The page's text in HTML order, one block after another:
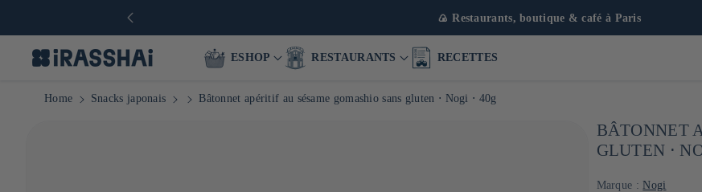
🍙 Restaurants, boutique & café à Paris
ESHOP RESTAURANTS RECETTES
Home Snacks japonais Bâtonnet apéritif au sésame gomashio sans gluten ⋅ Nogi ⋅ 40g
BÂTONNET
GLUTEN ⋅
Marque : Nogi